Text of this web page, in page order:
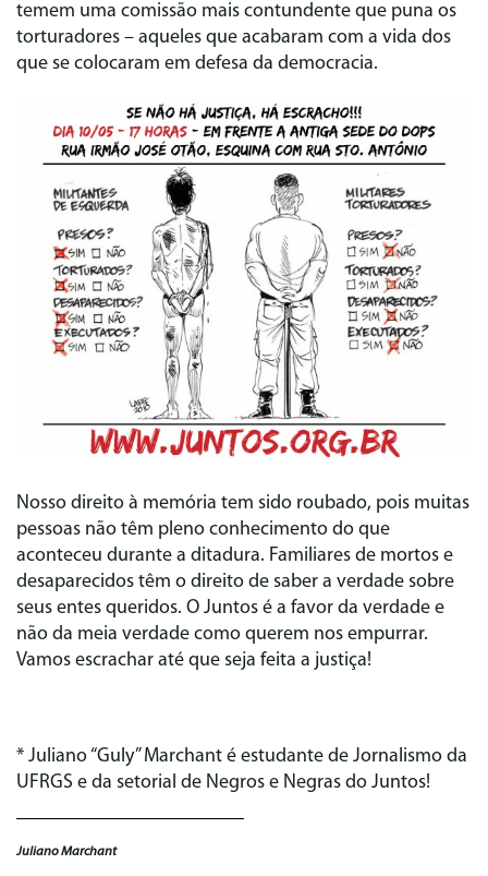
temem uma comissão mais contundente que puna os
torturadores – aqueles que acabaram com a vida dos
que se colocaram em defesa da democracia.
Nosso direito à memória tem sido roubado, pois muitas
pessoas não têm pleno conhecimento do que
aconteceu durante a ditadura. Familiares de mortos e
desaparecidos têm o direito de saber a verdade sobre
seus entes queridos. O Juntos é a favor da verdade e
não da meia verdade como querem nos empurrar.
Vamos escrachar até que seja feita a justiça!
* Juliano “Guly” Marchant é estudante de Jornalismo da
UFRGS e da setorial de Negros e Negras do Juntos!
Juliano Marchant